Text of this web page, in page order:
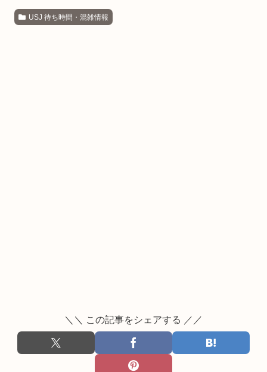
USJ 待ち時間・混雑情報
＼＼ この記事をシェアする ／／